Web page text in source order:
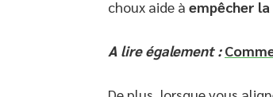
choux aide à empêcher
A lire également :